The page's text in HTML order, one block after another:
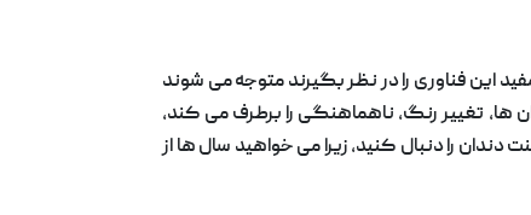
این فناوری را در نظر بگیرند متوجه می شوند
ها، تغییر رنگ، ناهماهنگی را برطرف می کند،
را دنبال کنید، زیرا می خواهید سال ها از